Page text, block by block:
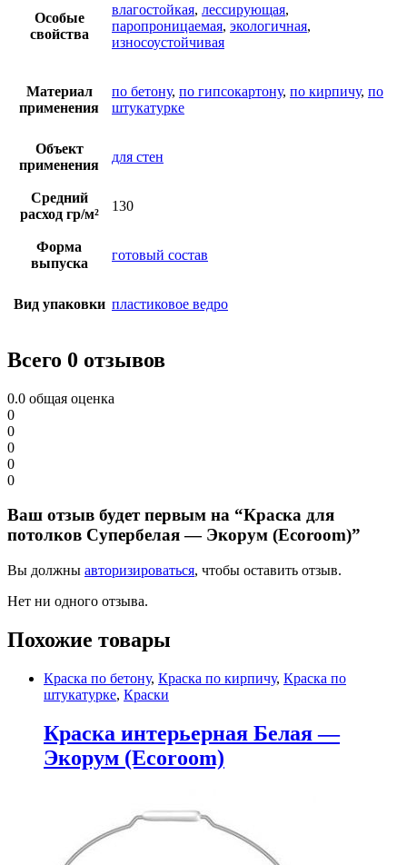
Особые
свойства
влагостойкая, лессирующая,
паропроницаемая, экологичная,
износоустойчивая
Материал
применения
по бетону, по гипсокартону, по кирпичу, по
штукатурке
Объект
применения
для стен
Средний
расход гр/м²
130
Форма
выпуска
готовый состав
Вид упаковки пластиковое ведро
Всего 0 отзывов
0.0 общая оценка
0
0
0
0
0
Ваш отзыв будет первым на “Краска для
потолков Супербелая — Экорум (Ecoroom)”
Вы должны авторизироваться, чтобы оставить отзыв.
Нет ни одного отзыва.
Похожие товары
Краска по бетону, Краска по кирпичу, Краска по
штукатурке, Краски
Краска интерьерная Белая —
Экорум (Ecoroom)